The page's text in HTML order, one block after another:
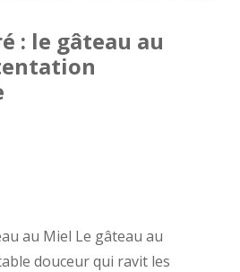
: le gâteau au
au Miel Le gâteau au
douceur qui ravit les